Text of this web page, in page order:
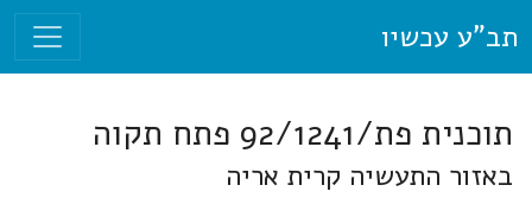
תב"ע עכשיו
תוכנית פת/92/1241 פתח תקוה
באזור התעשיה קרית אריה